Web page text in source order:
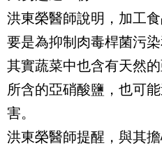
洪東榮醫師說明，加工
要是為抑制肉毒桿菌污
其實蔬菜中也含有天然
所含的亞硝酸鹽，也可
害。
洪東榮醫師提醒，與其